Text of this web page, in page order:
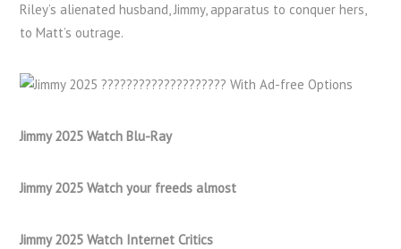
Riley’s alienated husband, Jimmy, apparatus to conquer hers,
to Matt’s outrage.
Jimmy 2025 Watch Blu-Ray
Jimmy 2025 Watch your freeds almost
Jimmy 2025 Watch Internet Critics